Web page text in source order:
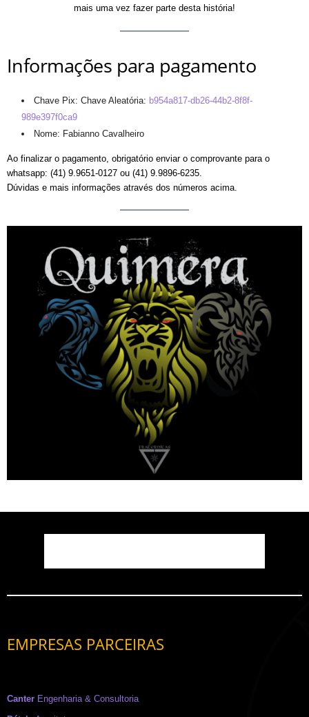
mais uma vez fazer parte desta história!
Informações para pagamento
Chave Pix: Chave Aleatória: b954a817-db26-44b2-8f8f-
989e397f0ca9
Nome: Fabianno Cavalheiro
Ao finalizar o pagamento, obrigatório enviar o comprovante para o
whatsapp: (41) 9.9651-0127 ou (41) 9.9896-6235.
Dúvidas e mais informações através dos números acima.
EMPRESAS PARCEIRAS
Canter Engenharia & Consultoria